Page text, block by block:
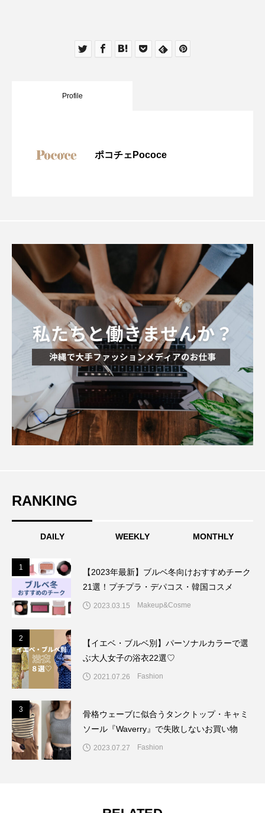
Profile
ポコチェPococe
RANKING
DAILY WEEKLY MONTHLY
1
【2023年最新】ブルベ冬向けおすすめチーク
21選！プチプラ・デパコス・韓国コスメ
2023.03.15 Makeup&Cosme
2
【イエベ・ブルベ別】パーソナルカラーで選
ぶ大人女子の浴衣22選♡
2021.07.26 Fashion
3
骨格ウェーブに似合うタンクトップ・キャミ
ソール『Waverry』で失敗しないお買い物
2023.07.27 Fashion